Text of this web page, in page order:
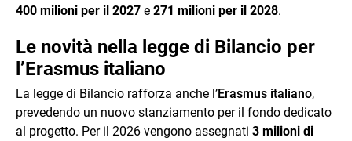
400 milioni per il 2027 e 271 milioni per il 2028.
Le novità nella legge di Bilancio per
l’Erasmus italiano
La legge di Bilancio rafforza anche l’Erasmus italiano,
prevedendo un nuovo stanziamento per il fondo dedicato
al progetto. Per il 2026 vengono assegnati 3 milioni di